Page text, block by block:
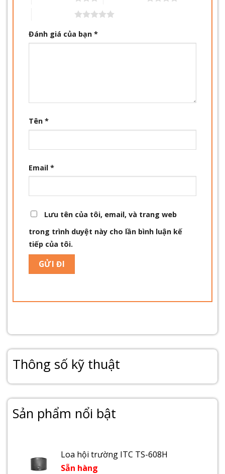
Đánh giá của bạn *
Tên *
Email *
Lưu tên của tôi, email, và trang web
trong trình duyệt này cho lần bình luận kế
tiếp của tôi.
Thông số kỹ thuật
Sản phẩm nổi bật
Loa hội trường ITC TS-608H
Sẵn hàng